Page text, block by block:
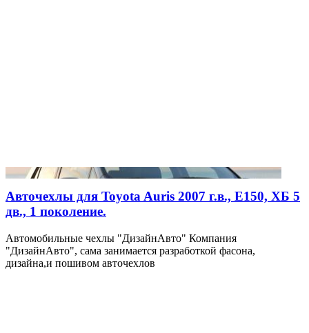
Авточехлы для Toyota Auris 2007 г.в., E150, ХБ 5
дв., 1 поколение.
Автомобильные чехлы "ДизайнАвто" Компания
"ДизайнАвто", сама занимается разработкой фасона,
дизайна,и пошивом авточехлов